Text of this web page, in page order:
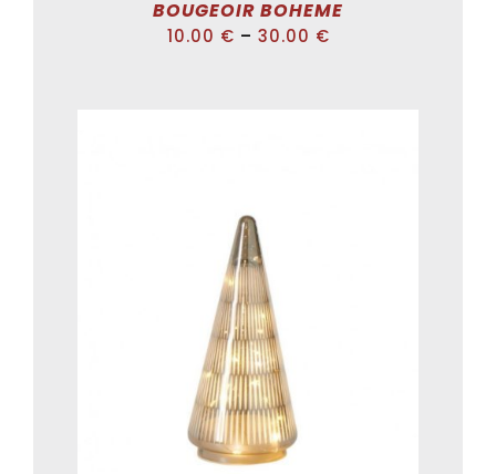
BOUGEOIR BOHEME
10.00 € – 30.00 €
ADD TO CART